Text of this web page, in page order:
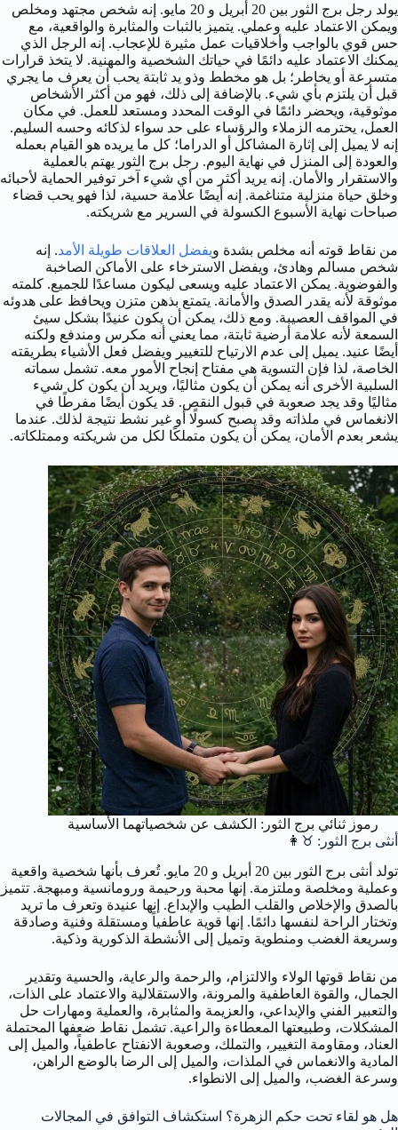
يولد رجل برج الثور بين 20 أبريل و 20 مايو. إنه شخص مجتهد ومخلص
ويمكن الاعتماد عليه وعملي. يتميز بالثبات والمثابرة والواقعية، مع
حس قوي بالواجب وأخلاقيات عمل مثيرة للإعجاب. إنه الرجل الذي
يمكنك الاعتماد عليه دائمًا في حياتك الشخصية والمهنية. لا يتخذ قرارات
متسرعة أو يخاطر؛ بل هو مخطط وذو يد ثابتة يحب أن يعرف ما يجري
قبل أن يلتزم بأي شيء. بالإضافة إلى ذلك، فهو من أكثر الأشخاص
موثوقية، ويحضر دائمًا في الوقت المحدد ومستعد للعمل. في مكان
العمل، يحترمه الزملاء والرؤساء على حد سواء لذكائه وحسه السليم.
إنه لا يميل إلى إثارة المشاكل أو الدراما؛ كل ما يريده هو القيام بعمله
والعودة إلى المنزل في نهاية اليوم. رجل برج الثور يهتم بالعملية
والاستقرار والأمان. إنه يريد أكثر من أي شيء آخر توفير الحماية لأحبائه
وخلق حياة منزلية متناغمة. إنه أيضًا علامة حسية، لذا فهو يحب قضاء
صباحات نهاية الأسبوع الكسولة في السرير مع شريكته.
من نقاط قوته أنه مخلص بشدة ويفضل العلاقات طويلة الأمد. إنه
شخص مسالم وهادئ، ويفضل الاسترخاء على الأماكن الصاخبة
والفوضوية. يمكن الاعتماد عليه ويسعى ليكون مساعدًا للجميع. كلمته
موثوقة لأنه يقدر الصدق والأمانة. يتمتع بذهن متزن ويحافظ على هدوئه
في المواقف العصيبة. ومع ذلك، يمكن أن يكون عنيدًا بشكل سيئ
السمعة لأنه علامة أرضية ثابتة، مما يعني أنه مكرس ومندفع ولكنه
أيضًا عنيد. يميل إلى عدم الارتياح للتغيير ويفضل فعل الأشياء بطريقته
الخاصة، لذا فإن التسوية هي مفتاح إنجاح الأمور معه. تشمل سماته
السلبية الأخرى أنه يمكن أن يكون مثاليًا، ويريد أن يكون كل شيء
مثاليًا وقد يجد صعوبة في قبول النقص. قد يكون أيضًا مفرطًا في
الانغماس في ملذاته وقد يصبح كسولًا أو غير نشط نتيجة لذلك. عندما
يشعر بعدم الأمان، يمكن أن يكون متملكًا لكل من شريكته وممتلكاته.
رموز ثنائي برج الثور: الكشف عن شخصياتهما الأساسية
أنثى برج الثور: ♉👩
تولد أنثى برج الثور بين 20 أبريل و 20 مايو. تُعرف بأنها شخصية واقعية
وعملية ومخلصة وملتزمة. إنها محبة ورحيمة ورومانسية ومبهجة. تتميز
بالصدق والإخلاص والقلب الطيب والإبداع. إنها عنيدة وتعرف ما تريد
وتختار الراحة لنفسها دائمًا. إنها قوية عاطفياً ومستقلة وفنية وصادقة
وسريعة الغضب ومنطوية وتميل إلى الأنشطة الذكورية وذكية.
من نقاط قوتها الولاء والالتزام، والرحمة والرعاية، والحسية وتقدير
الجمال، والقوة العاطفية والمرونة، والاستقلالية والاعتماد على الذات،
والتعبير الفني والإبداعي، والعزيمة والمثابرة، والعملية ومهارات حل
المشكلات، وطبيعتها المعطاءة والراعية. تشمل نقاط ضعفها المحتملة
العناد، ومقاومة التغيير، والتملك، وصعوبة الانفتاح عاطفياً، والميل إلى
المادية والانغماس في الملذات، والميل إلى الرضا بالوضع الراهن،
وسرعة الغضب، والميل إلى الانطواء.
هل هو لقاء تحت حكم الزهرة؟ استكشاف التوافق في المجالات